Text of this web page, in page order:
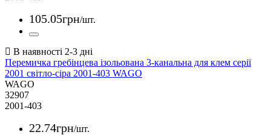
105.05грн/шт.
Перемичка гребінцева ізольована 3-канальна для клем серії
2001 світло-сіра 2001-403 WAGO
WAGO
32907
2001-403
22.74грн/шт.